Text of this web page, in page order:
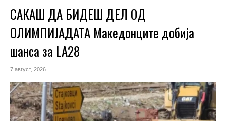
САКАШ ДА БИДЕШ ДЕЛ ОД
ОЛИМПИЈАДАТА Македонците добија
шанса за LA28
7 август, 2026